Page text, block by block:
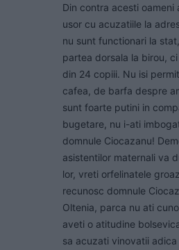
Din contra acesti
usor cu acuzatiile la
nu sunt functionari la
partea dorsala la birou,
din 24 copiii. Nu isi
cafea, de barfa despre
sunt foarte putini in
bugetare, nu i-ati
domnule Ciocazanu!
asistentilor maternali va
lor, vreti orfelinatele
recunosc domnule
Oltenia, parca nu ati
aveti o atitudine
sa acuzati vinovatii